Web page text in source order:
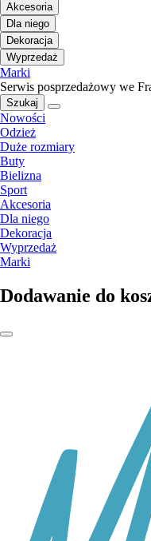
Akcesoria
Dla niego
Dekoracja
Wyprzedaż
Marki
Serwis posprzedażowy we
Szukaj
Nowości
Odzież
Duże rozmiary
Buty
Bielizna
Sport
Akcesoria
Dla niego
Dekoracja
Wyprzedaż
Marki
Dodawanie do